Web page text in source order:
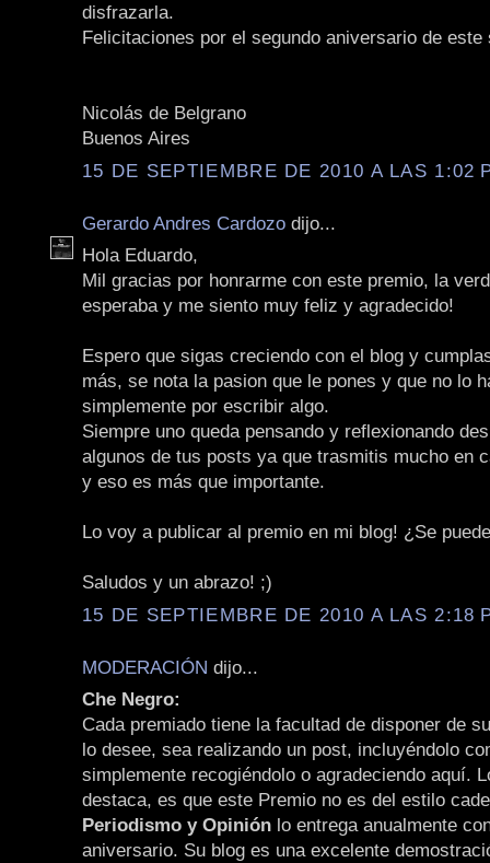
disfrazarla.
Felicitaciones por el segundo aniversario de este
Nicolás de Belgrano
Buenos Aires
15 DE SEPTIEMBRE DE 2010 A LAS 1:02
Gerardo Andres Cardozo dijo...
Hola Eduardo,
Mil gracias por honrarme con este premio, la
esperaba y me siento muy feliz y agradecido!
Espero que sigas creciendo con el blog y
más, se nota la pasion que le pones y que no lo
simplemente por escribir algo.
Siempre uno queda pensando y reflexionando
algunos de tus posts ya que trasmitis mucho en
y eso es más que importante.
Lo voy a publicar al premio en mi blog! ¿Se
Saludos y un abrazo! ;)
15 DE SEPTIEMBRE DE 2010 A LAS 2:18
MODERACIÓN dijo...
Che Negro:
Cada premiado tiene la facultad de disponer de
lo desee, sea realizando un post, incluyéndolo
simplemente recogiéndolo o agradeciendo aquí.
destaca, es que este Premio no es del estilo
Periodismo y Opinión lo entrega anualmente
aniversario. Su blog es una excelente